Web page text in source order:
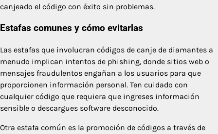
canjeado el código con éxito sin problemas.
Estafas comunes y cómo evitarlas
Las estafas que involucran códigos de canje de diamantes a
menudo implican intentos de phishing, donde sitios web o
mensajes fraudulentos engañan a los usuarios para que
proporcionen información personal. Ten cuidado con
cualquier código que requiera que ingreses información
sensible o descargues software desconocido.
Otra estafa común es la promoción de códigos a través de